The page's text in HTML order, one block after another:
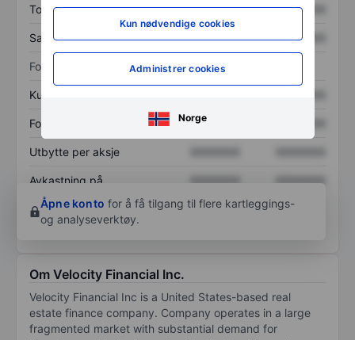
Kun nødvendige cookies
Administrer cookies
Norge
Totale eiendeler XXXXXXX XXXXXXX
Samlet gjeld XXXXXXX XXXXXXX
Forholdstall
Kurs/salg
Fortjeneste per aksje XXXXXXX
Utbytte per aksje
Avkastning på
egenkapital
XXXXXXX
XXXXXXX
Åpne konto for å få tilgang til flere kartleggings-
og analyseverktøy.
Om Velocity Financial Inc.
Velocity Financial Inc is a United States-based real
estate finance company. Company operates in a large
fragmented market with substantial demand for